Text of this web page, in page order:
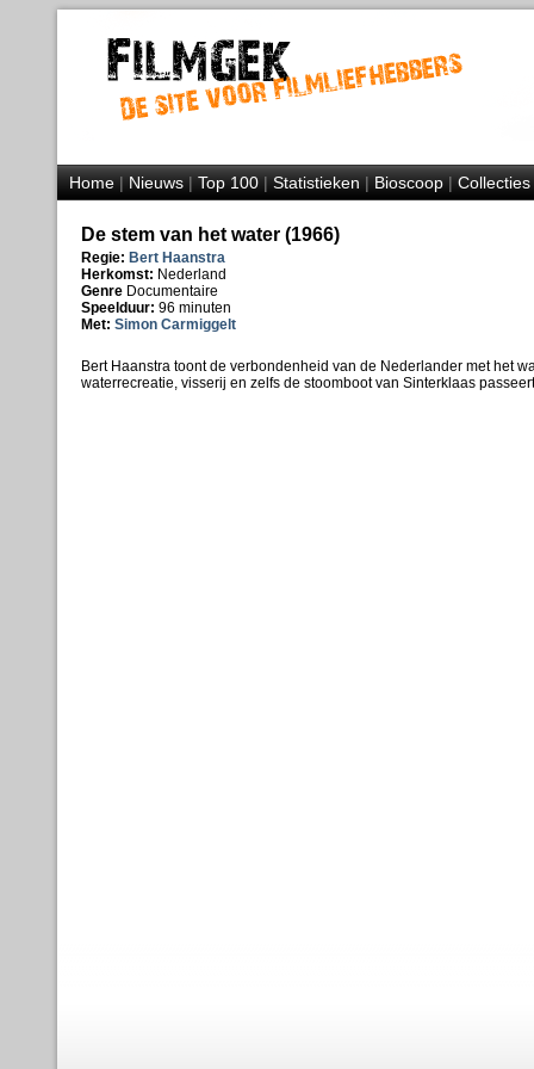
Home|Nieuws|Top 100|Statistieken|Bioscoop|Collecties
De stem van het water (1966)
Regie: Bert Haanstra
Herkomst: Nederland
Genre Documentaire
Speelduur: 96 minuten
Met: Simon Carmiggelt
Bert Haanstra toont de verbondenheid van de Nederlander met het
waterrecreatie, visserij en zelfs de stoomboot van Sinterklaas